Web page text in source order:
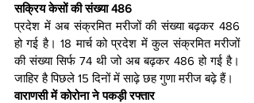
सक्रिय केसों की संख्या 486
प्रदेश में अब संक्रमित मरीजों की संख्या बढ़कर 486
हो गई है। 18 मार्च को प्रदेश में कुल संक्रमित मरीजों
की संख्या सिर्फ 74 थी जो अब बढ़कर 486 हो गई है।
जाहिर है पिछले 15 दिनों में साढ़े छह गुणा मरीज बढ़े हैं।
वाराणसी में कोरोना ने पकड़ी रफ्तार